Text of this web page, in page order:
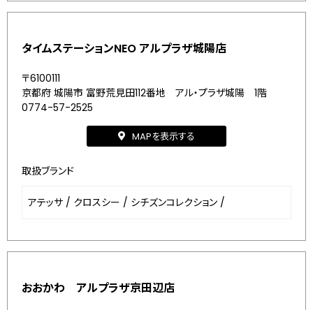
タイムステーションNEO アルプラザ城陽店
〒6100111
京都府 城陽市 富野荒見田112番地 アル・プラザ城陽 1階
0774-57-2525
MAPを表示する
取扱ブランド
アテッサ / クロスシー / シチズンコレクション /
おおかわ アルプラザ京田辺店